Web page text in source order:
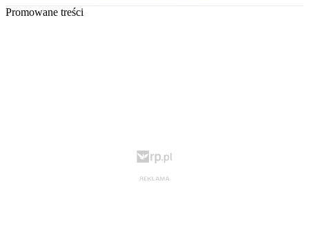
Promowane treści